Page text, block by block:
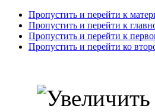
Пропустить и перейти к
Пропустить и перейти к
Пропустить и перейти к
Пропустить и перейти ко